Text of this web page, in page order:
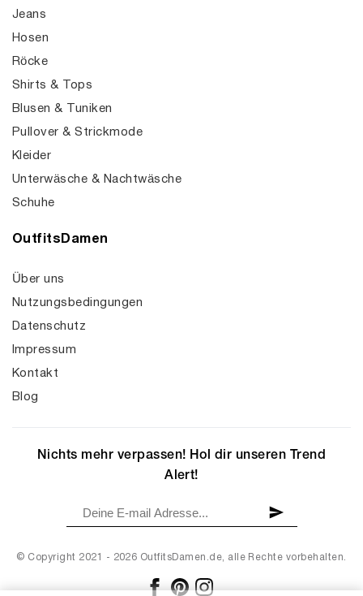
Jeans
Hosen
Röcke
Shirts & Tops
Blusen & Tuniken
Pullover & Strickmode
Kleider
Unterwäsche & Nachtwäsche
Schuhe
OutfitsDamen
Über uns
Nutzungsbedingungen
Datenschutz
Impressum
Kontakt
Blog
© Copyright 2021 - 2026 OutfitsDamen.de, alle Rechte vorbehalten.
Nichts mehr verpassen! Hol dir unseren Trend
Alert!